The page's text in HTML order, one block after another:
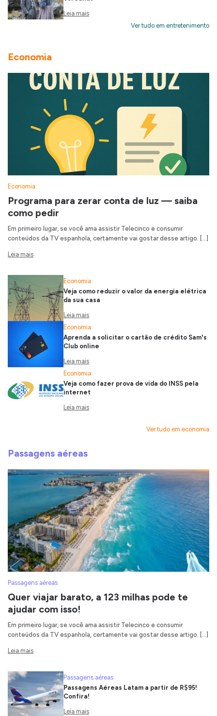
Leia mais
Ver tudo em entretenimento
Economia
Economia
Programa para zerar conta de luz — saiba
como pedir
Em primeiro lugar, se você ama assistir Telecinco e consumir
conteúdos da TV espanhola, certamente vai gostar desse artigo. […]
Leia mais
Economia
Veja como reduzir o valor da energia elétrica
da sua casa
Leia mais
Economia
Aprenda a solicitar o cartão de crédito Sam's
Club online
Leia mais
Economia
Veja como fazer prova de vida do INSS pela
internet
Leia mais
Ver tudo em economia
Passagens aéreas
Passagens aéreas
Quer viajar barato, a 123 milhas pode te
ajudar com isso!
Em primeiro lugar, se você ama assistir Telecinco e consumir
conteúdos da TV espanhola, certamente vai gostar desse artigo. […]
Leia mais
Passagens aéreas
Passagens Aéreas Latam a partir de R$95!
Confira!
Leia mais